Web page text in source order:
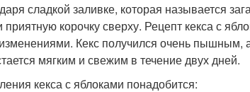
сладкой заливке, которая называется
приятную корочку сверху. Рецепт кекса с
Кекс получился очень
мягким и свежим в течение двух дней.
кекса с яблоками понадобится: